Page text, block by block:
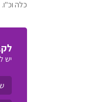
כלה וכ"ו.
יש